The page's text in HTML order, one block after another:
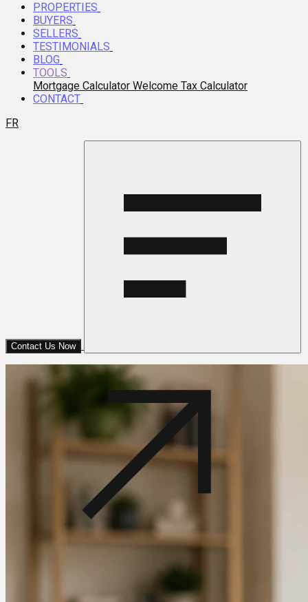
PROPERTIES
BUYERS
SELLERS
TESTIMONIALS
BLOG
TOOLS
Mortgage Calculator Welcome Tax Calculator
CONTACT
FR
Contact Us Now